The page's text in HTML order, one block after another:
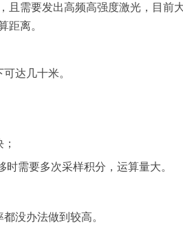
且需要发出高频高强度激光，目
距离。
达几十米。
需要多次采样积分，运算量大。
没办法做到较高。